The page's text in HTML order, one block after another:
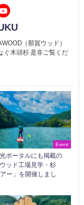
（那賀ウッド）
ぐ木頭杉 是非ご覧くだ
Event
ポータルにも掲載の
ウッド工場見学・杉
ー」を開催しまし